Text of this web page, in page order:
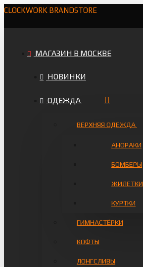
CLOCKWORK BRANDSTORE
МАГАЗИН В МОСКВЕ
НОВИНКИ
ОДЕЖДА
ВЕРХНЯЯ ОДЕЖДА
АНОРАКИ
БОМБЕРЫ
ЖИЛЕТКИ
КУРТКИ
ГИМНАСТЁРКИ
КОФТЫ
ЛОНГСЛИВЫ